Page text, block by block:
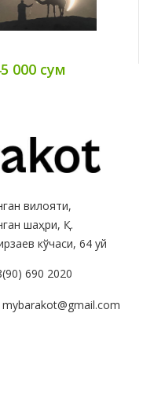
000 сум
вилояти,
шаҳри, Қ.
кўчаси, 64 уй
690 2020
mybarakot@gmail.com